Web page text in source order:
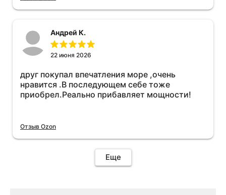
всё установилось по работе устройства
дополню позже ещё не проехал 120
км.Дополняю после пробега 120 км
более энергичный расход не
увеличился.Всем рекомендую к покупке.
Андрей К.
22 июня 2026
друг покупал впечатления море ,очень
нравится .В последующем себе тоже
приобрел.Реально прибавляет мощности!
Отзыв Ozon
Еще